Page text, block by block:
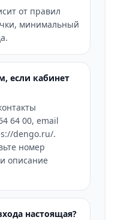
от правил
минимальный
если кабинет
64 00, email
dengo.ru/.
номер
описание
настоящая?